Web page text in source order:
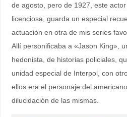
de agosto, pero de 1927, este
licenciosa, guarda un especial
actuación en otra de mis series
Allí personificaba a «Jason King»,
hedonista, de historias policiales,
unidad especial de Interpol, con
ellos era el personaje del
dilucidación de las mismas.